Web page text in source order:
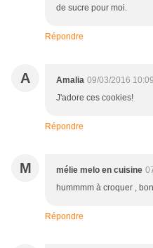
de sucre pour moi.
Répondre
A Amalia 09/03/2016 10:09
J'adore ces cookies!
Répondre
M mélie melo en cuisine
hummmm à croquer ,
Répondre